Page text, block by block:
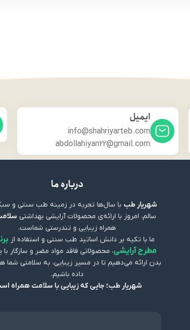
ایمیل
info@shahriyarteb.com
abdollahiyan22@gmail.com
درباره ما
شهریار طب با سال‌ها تجربه در زمینه طب سنتی و
سالم، امروز با ارائه‌ی محصولات آرایشی بهداشتی
همراه زیبایی و تندرستی شماست.
ما با تکیه بر دانش اساتید طب سنتی و استفاده از
مطرح آرایشی، محصولاتی فاقد مواد مضر و سازگار
بدن ارائه می‌دهیم تا در مسیر زیبایی، به سلامتی
داده باشیم.
شهریار طب؛ جایی که زیبایی با سلامت همراه